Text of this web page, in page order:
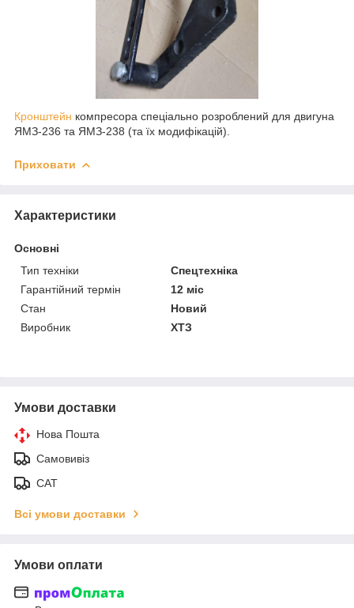
Кронштейн компресора спеціально розроблений для двигуна
ЯМЗ-236 та ЯМЗ-238 (та їх модифікацій).
Приховати
Характеристики
Основні
Тип техніки
Спецтехніка
Гарантійний термін
12 міс
Стан
Новий
Виробник
ХТЗ
Умови доставки
Нова Пошта
Самовивіз
САТ
Всі умови доставки
Умови оплати